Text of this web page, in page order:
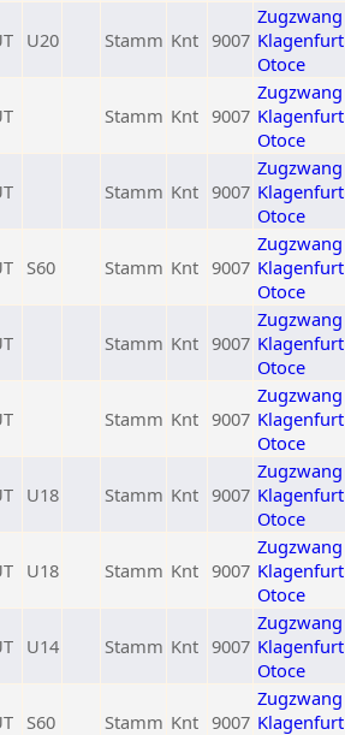
U20 Stamm Knt 9007
Zugzwang
Klagenfurt
Otoce
Stamm Knt 9007
Zugzwang
Klagenfurt
Otoce
Stamm Knt 9007
Zugzwang
Klagenfurt
Otoce
S60 Stamm Knt 9007
Zugzwang
Klagenfurt
Otoce
Stamm Knt 9007
Zugzwang
Klagenfurt
Otoce
Stamm Knt 9007
Zugzwang
Klagenfurt
Otoce
U18 Stamm Knt 9007
Zugzwang
Klagenfurt
Otoce
U18 Stamm Knt 9007
Zugzwang
Klagenfurt
Otoce
U14 Stamm Knt 9007
Zugzwang
Klagenfurt
Otoce
S60 Stamm Knt 9007
Zugzwang
Klagenfurt